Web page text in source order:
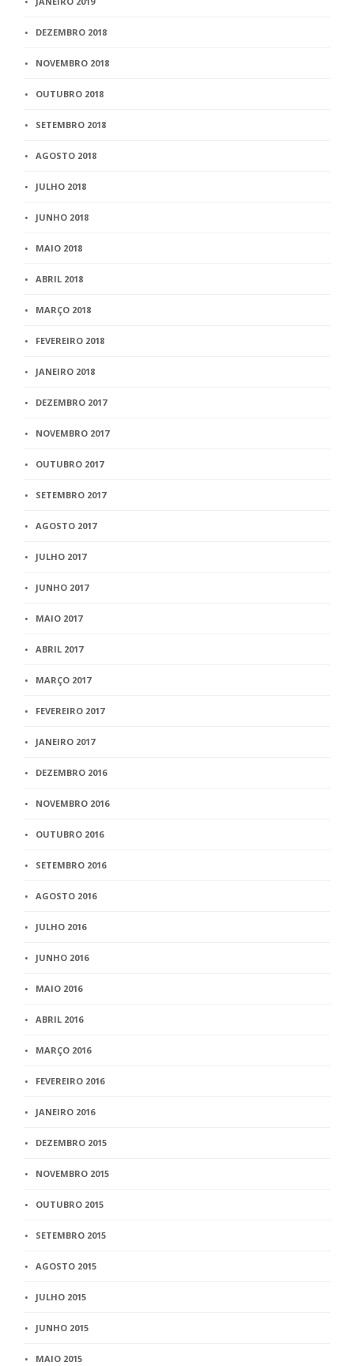
DEZEMBRO 2018
NOVEMBRO 2018
OUTUBRO 2018
SETEMBRO 2018
AGOSTO 2018
JULHO 2018
JUNHO 2018
MAIO 2018
ABRIL 2018
MARÇO 2018
FEVEREIRO 2018
JANEIRO 2018
DEZEMBRO 2017
NOVEMBRO 2017
OUTUBRO 2017
SETEMBRO 2017
AGOSTO 2017
JULHO 2017
JUNHO 2017
MAIO 2017
ABRIL 2017
MARÇO 2017
FEVEREIRO 2017
JANEIRO 2017
DEZEMBRO 2016
NOVEMBRO 2016
OUTUBRO 2016
SETEMBRO 2016
AGOSTO 2016
JULHO 2016
JUNHO 2016
MAIO 2016
ABRIL 2016
MARÇO 2016
FEVEREIRO 2016
JANEIRO 2016
DEZEMBRO 2015
NOVEMBRO 2015
OUTUBRO 2015
SETEMBRO 2015
AGOSTO 2015
JULHO 2015
JUNHO 2015
MAIO 2015